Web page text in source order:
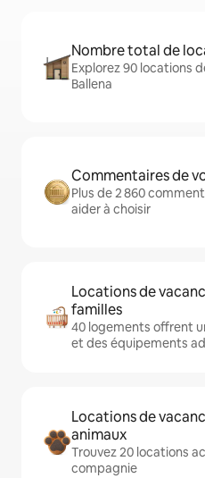
Nombre total de
Explorez 90 locations
Ballena
Commentaires de
Plus de 2 860
aider à choisir
Locations de
familles
40 logements offrent
et des équipements
Locations de
animaux
Trouvez 20 locations
compagnie